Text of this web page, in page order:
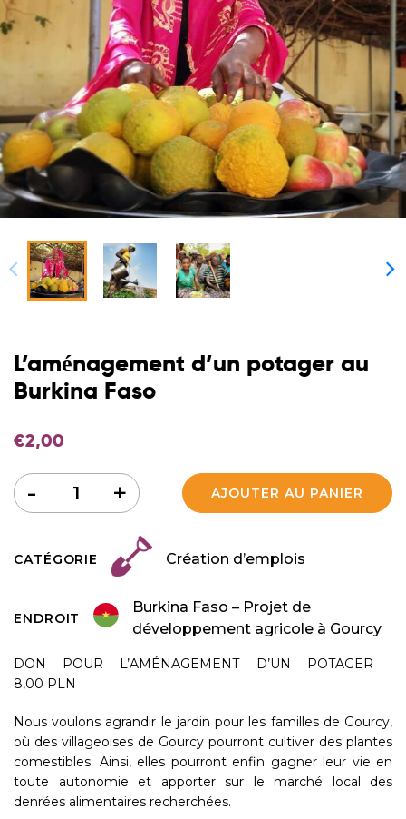
L’aménagement d’un potager au
Burkina Faso
€2,00
Quantité +
- AJOUTER AU PANIER
CATÉGORIE Création d’emplois
ENDROIT
Burkina Faso – Projet de
développement agricole à Gourcy
DON POUR L’AMÉNAGEMENT D’UN POTAGER :
8,00 PLN
Nous voulons agrandir le jardin pour les familles de Gourcy,
où des villageoises de Gourcy pourront cultiver des plantes
comestibles. Ainsi, elles pourront enfin gagner leur vie en
toute autonomie et apporter sur le marché local des
denrées alimentaires recherchées.